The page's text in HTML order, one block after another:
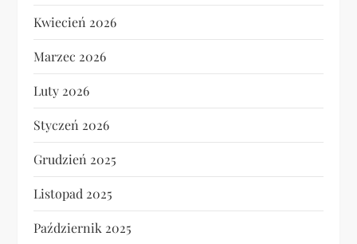
Kwiecień 2026
Marzec 2026
Luty 2026
Styczeń 2026
Grudzień 2025
Listopad 2025
Październik 2025